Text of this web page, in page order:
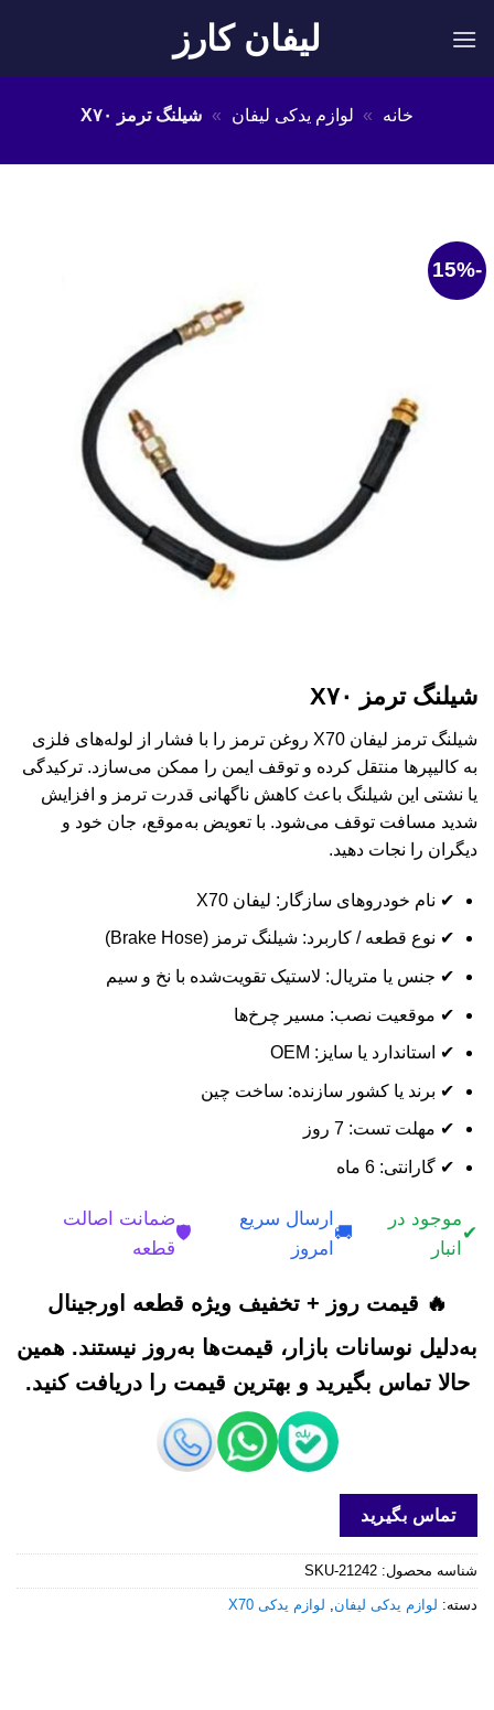
لیفان کارز
خانه » لوازم یدکی لیفان » شیلنگ ترمز X۷۰
-15%
شیلنگ ترمز X۷۰
شیلنگ ترمز لیفان X70 روغن ترمز را با فشار از لوله‌های فلزی
به کالیپرها منتقل کرده و توقف ایمن را ممکن می‌سازد. ترکیدگی
یا نشتی این شیلنگ باعث کاهش ناگهانی قدرت ترمز و افزایش
شدید مسافت توقف می‌شود. با تعویض به‌موقع، جان خود و
دیگران را نجات دهید.
✔ نام خودروهای سازگار: لیفان X70
✔ نوع قطعه / کاربرد: شیلنگ ترمز (Brake Hose)
✔ جنس یا متریال: لاستیک تقویت‌شده با نخ و سیم
✔ موقعیت نصب: مسیر چرخ‌ها
✔ استاندارد یا سایز: OEM
✔ برند یا کشور سازنده: ساخت چین
✔ مهلت تست: 7 روز
✔ گارانتی: 6 ماه
✔
موجود در
انبار
🚚
ارسال سریع
امروز
🛡️
ضمانت اصالت
قطعه
🔥 قیمت روز + تخفیف ویژه قطعه اورجینال
به‌دلیل نوسانات بازار، قیمت‌ها به‌روز نیستند. همین
حالا تماس بگیرید و بهترین قیمت را دریافت کنید.
تماس بگیرید
شناسه محصول: SKU-21242
دسته: لوازم یدکی لیفان, لوازم یدکی X70